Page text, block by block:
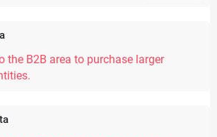
the B2B area to purchase larger